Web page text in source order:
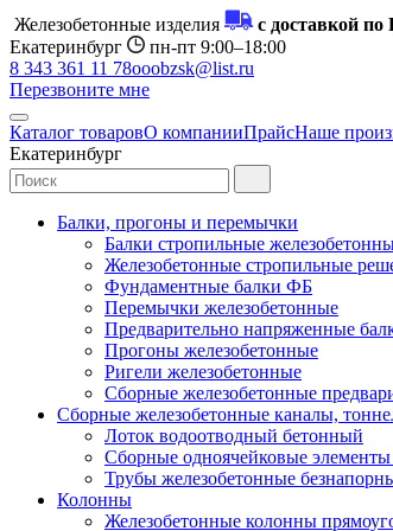
Железобетонные изделия
с доставкой
Екатеринбург
пн-пт 9:00–18:00
8 343 361 11 78ooobzsk@list.ru
Перезвоните мне
Каталог товаровО компанииПрайсНаше
Екатеринбург
Балки, прогоны и перемычки
Балки стропильные
Железобетонные стропильные
Фундаментные балки ФБ
Перемычки железобетонные
Предварительно напряженные
Прогоны железобетонные
Ригели железобетонные
Сборные железобетонные
Сборные железобетонные каналы,
Лоток водоотводный бетонный
Сборные одноячейковые элементы
Трубы железобетонные
Колонны
Железобетонные колонны